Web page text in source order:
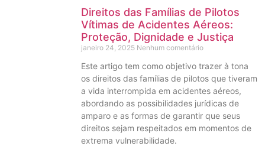
Direitos das Famílias de Pilotos
Vítimas de Acidentes Aéreos:
Proteção, Dignidade e Justiça
janeiro 24, 2025 Nenhum comentário
Este artigo tem como objetivo trazer à tona
os direitos das famílias de pilotos que tiveram
a vida interrompida em acidentes aéreos,
abordando as possibilidades jurídicas de
amparo e as formas de garantir que seus
direitos sejam respeitados em momentos de
extrema vulnerabilidade.